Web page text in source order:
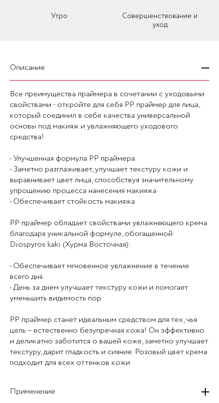
Утро
Совершенствование и
уход
Описание
Все преимущества праймера в сочетании с уходовыми
свойствами - откройте для себя PP праймер для лица,
который соединил в себе качества универсальной
основы под макияж и увлажняющего уходового
средства!
• Улучшенная формула PP праймера
• Заметно разглаживает, улучшает текстуру кожи и
выравнивает цвет лица, способствуя значительному
упрощению процесса нанесения макияжа
• Обеспечивает стойкость макияжа
PP праймер обладает свойствами увлажняющего крема
благодаря уникальной формуле, обогащенной
Diospyros kaki (Хурма Восточная):
• Обеспечивает мгновенное увлажнение в течение
всего дня
• День за днем улучшает текстуру кожи и помогает
уменьшить видимость пор
PP праймер станет идеальным средством для тех, чья
цель – естественно безупречная кожа! Он эффективно
и деликатно заботится о вашей коже, заметно улучшает
текстуру, дарит гладкость и сияние. Розовый цвет крема
подходит для всех оттенков кожи.
Применение